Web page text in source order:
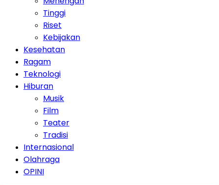
Tinggi
Riset
Kebijakan
Kesehatan
Ragam
Teknologi
Hiburan
Musik
Film
Teater
Tradisi
Internasional
Olahraga
OPINI